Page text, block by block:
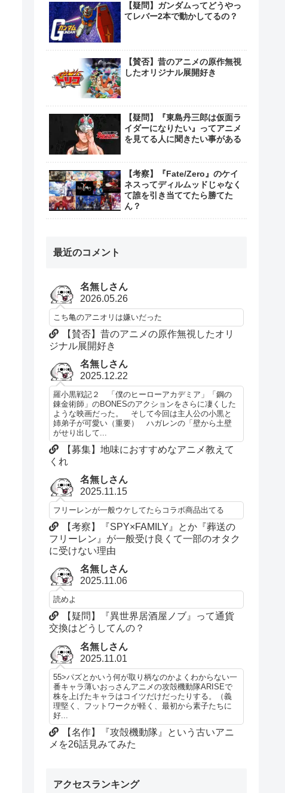
【疑問】ガンダムってどうやっ
てレバー2本で動かしてるの？
【賛否】昔のアニメの原作無視
したオリジナル展開好き
【疑問】『東島丹三郎は仮面ラ
イダーになりたい』ってアニメ
を見てる人に聞きたい事がある
【考察】『Fate/Zero』のケイ
ネスってディルムッドじゃなく
て誰を引き当ててたら勝てた
ん？
最近のコメント
名無しさん
2026.05.26
こち亀のアニオリは嫌いだった
【賛否】昔のアニメの原作無視したオリ
ジナル展開好き
名無しさん
2025.12.22
羅小黒戦記２ 「僕のヒーローアカデミア」「鋼の
錬金術師」のBONESのアクションをさらに凄くした
ような映画だった。 そして今回は主人公の小黒と
姉弟子が可愛い（重要） ハガレンの「壁から土壁
がせり出して...
【募集】地味におすすめなアニメ教えて
くれ
名無しさん
2025.11.15
フリーレンが一般ウケしてたらコラボ商品出てる
【考察】『SPY×FAMILY』とか『葬送の
フリーレン』が一般受け良くて一部のオタク
に受けない理由
名無しさん
2025.11.06
読めよ
【疑問】『異世界居酒屋ノブ』って通貨
交換はどうしてんの？
名無しさん
2025.11.01
55>パズとかいう何が取り柄なのかよくわからない一
番キャラ薄いおっさんアニメの攻殻機動隊ARISEで
株を上げたキャラはコイツだけだったりする。（義
理堅く、フットワークが軽く、最初から素子たちに
好...
【名作】『攻殻機動隊』という古いアニ
メを26話見みてみた
アクセスランキング